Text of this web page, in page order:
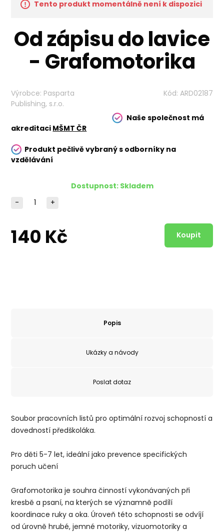
Tento produkt momentálně není k dispozici
Od zápisu do lavice
- Grafomotorika
Výrobce: Pasparta
Publishing, s.r.o.
Kód: ARD02187
Naše společnost má
akreditaci MŠMT ČR
Produkt pečlivě vybraný s odborníky na
vzdělávání
Dostupnost: Skladem
140 Kč
- +
Popis
Ukázky a návody
Poslat dotaz
Soubor pracovních listů pro optimální rozvoj schopností a
dovedností předškoláka.
Pro děti 5-7 let, ideální jako prevence specifických
poruch učení
Grafomotorika je souhra činností vykonávaných při
kresbě a psa­ní, na kterých se významně podílí
koordinace ruky a oka. Úroveň této schopnosti se odvíjí
od úrovně hrubé, jemné motoriky, vizuomotoriky a